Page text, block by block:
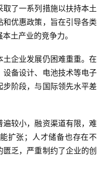
了一系列措施以扶持本土
优惠政策，旨在引导各类
土产业的竞争力。
企业发展仍困难重重。在
备设计、电池技术等电子
阶段，与国际领先水平差
较小，融资渠道有限，难
扩张；人才储备也存在不
乏，严重制约了企业的创